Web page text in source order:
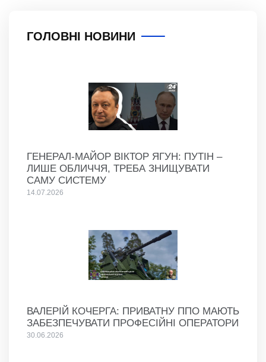
ГОЛОВНІ НОВИНИ
ГЕНЕРАЛ-МАЙОР ВІКТОР ЯГУН: ПУТІН –
ЛИШЕ ОБЛИЧЧЯ, ТРЕБА ЗНИЩУВАТИ
САМУ СИСТЕМУ
14.07.2026
ВАЛЕРІЙ КОЧЕРГА: ПРИВАТНУ ППО МАЮТЬ
ЗАБЕЗПЕЧУВАТИ ПРОФЕСІЙНІ ОПЕРАТОРИ
30.06.2026